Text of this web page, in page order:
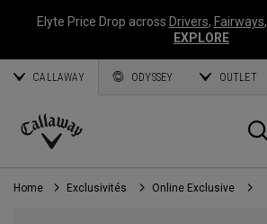
Elyte Price Drop across Drivers, Fairways,
EXPLORE
CALLAWAY ODYSSEY OUTLET
Callaway
Golf
Home Exclusivités Online Exclusive